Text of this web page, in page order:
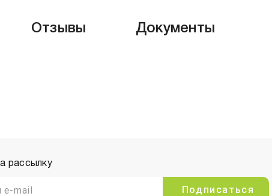
Отзывы Документы
рассылку
Подписаться